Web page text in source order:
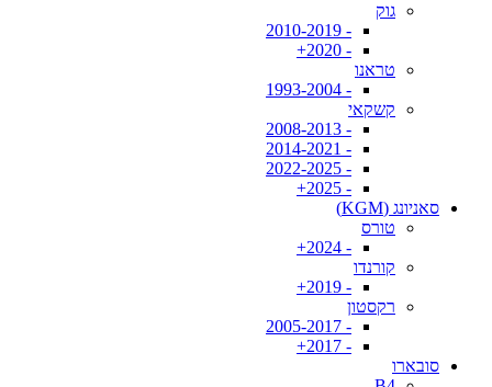
גוק
- 2010-2019
- 2020+
טראנו
- 1993-2004
קשקאי
- 2008-2013
- 2014-2021
- 2022-2025
- 2025+
סאניונג (KGM)
טורס
- 2024+
קורנדו
- 2019+
רקסטון
- 2005-2017
- 2017+
סובארו